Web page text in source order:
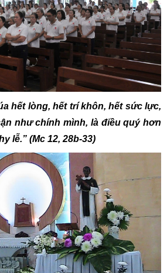
hết lòng, hết trí khôn, hết sức lực,
như chính mình, là điều quý hơn
lễ.” (Mc 12, 28b-33)